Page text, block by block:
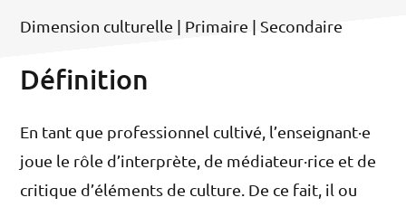
Dimension culturelle | Primaire | Secondaire
Définition
En tant que professionnel cultivé, l’enseignant·e
joue le rôle d’interprète, de médiateur·rice et de
critique d’éléments de culture. De ce fait, il ou